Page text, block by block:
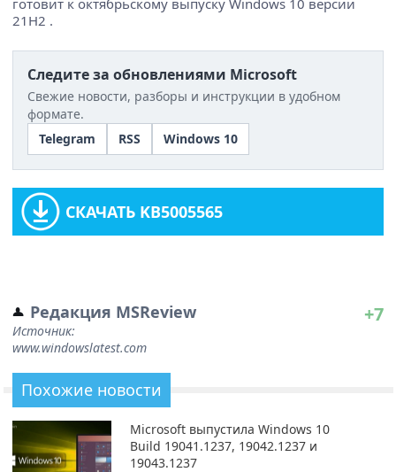
21H2 .
Следите за обновлениями Microsoft
Свежие новости, разборы и инструкции в удобном
формате.
Telegram
RSS Windows 10
СКАЧАТЬ KB5005565
Редакция MSReview
Источник:
www.windowslatest.com
+7
Похожие новости
Microsoft выпустила Windows 10
Build 19041.1237, 19042.1237 и
19043.1237